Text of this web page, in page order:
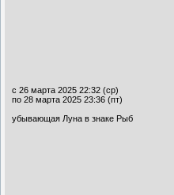
с 26 марта 2025 22:32 (ср)
по 28 марта 2025 23:36 (пт)
убывающая Луна в знаке Рыб